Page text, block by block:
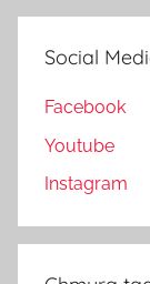
Social
Facebook
Youtube
Instagram